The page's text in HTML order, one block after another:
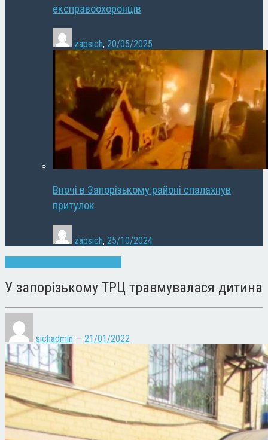
експравоохоронців
zapsich, 20/05/2025
Вночі в Запорізькому районі спалахнув
притулок
zapsich, 25/10/2024
У запорізькому ТРЦ травмувалася дитина
sichadmin — 21/01/2022